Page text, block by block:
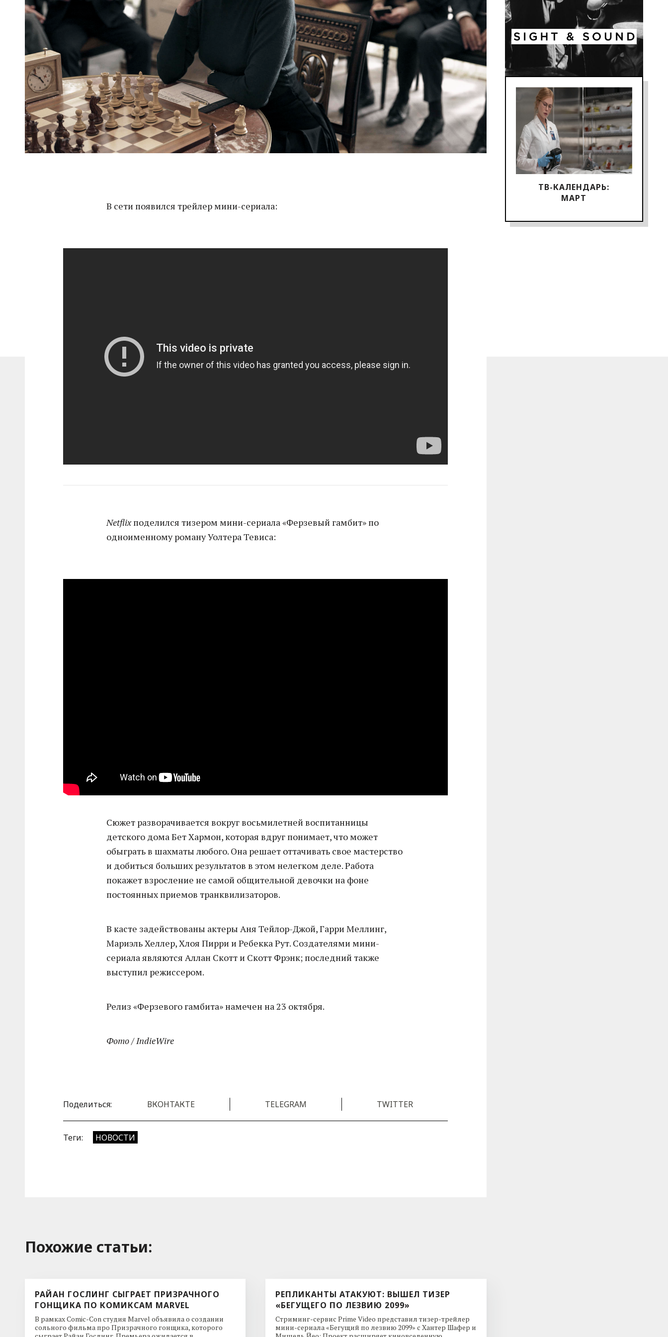
ТВ-КАЛЕНДАРЬ:
МАРТ
В сети появился трейлер мини-сериала:
Netflixподелился тизером мини-сериала «Ферзевый гамбит» по
одноименному роману Уолтера Тевиса:
Сюжет разворачивается вокруг восьмилетней воспитанницы
детского дома Бет Хармон, которая вдруг понимает, что может
обыграть в шахматы любого. Она решает оттачивать свое мастерство
и добиться больших результатов в этом нелегком деле. Работа
покажет взросление не самой общительной девочки на фоне
постоянных приемов транквилизаторов.
В касте задействованы актеры Аня Тейлор-Джой, Гарри Меллинг,
Мариэль Хеллер, Хлоя Пирри и Ребекка Рут. Создателями мини-
сериала являются Аллан Скотт и Скотт Фрэнк; последний также
выступил режиссером.
Релиз «Ферзевого гамбита» намечен на 23 октября.
Фото / IndieWire
Поделиться: ВКОНТАКТЕ TELEGRAM TWITTER
Теги: НОВОСТИ
Похожие cтатьи:
РАЙАН ГОСЛИНГ СЫГРАЕТ ПРИЗРАЧНОГО
ГОНЩИКА ПО КОМИКСАМ MARVEL
В рамках Comic-Con студия Marvel объявила о создании
сольного фильма про Призрачного гонщика, которого
РЕПЛИКАНТЫ АТАКУЮТ: ВЫШЕЛ ТИЗЕР
«БЕГУЩЕГО ПО ЛЕЗВИЮ 2099»
Стриминг-сервис Prime Video представил тизер-трейлер
мини-сериала «Бегущий по лезвию 2099» с Хантер Шафер и